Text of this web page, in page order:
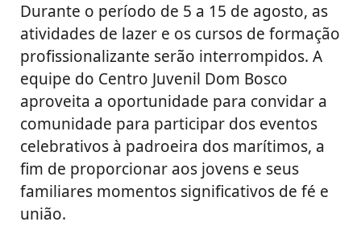
Durante o período de 5 a 15 de agosto, as
atividades de lazer e os cursos de formação
profissionalizante serão interrompidos. A
equipe do Centro Juvenil Dom Bosco
aproveita a oportunidade para convidar a
comunidade para participar dos eventos
celebrativos à padroeira dos marítimos, a
fim de proporcionar aos jovens e seus
familiares momentos significativos de fé e
união.